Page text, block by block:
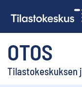
OTOS
Tilastokeskuksen